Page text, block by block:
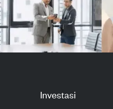
Investasi